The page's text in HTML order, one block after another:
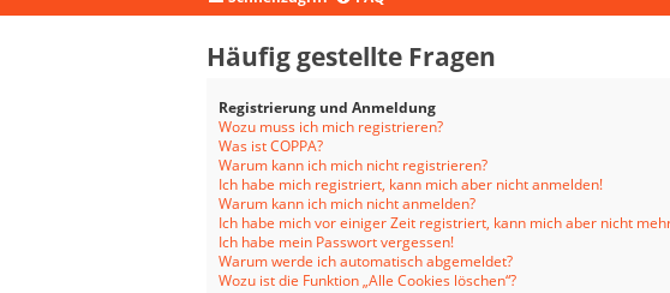
Häufig gestellte Fragen
Registrierung und Anmeldung
Wozu muss ich mich registrieren?
Was ist COPPA?
Warum kann ich mich nicht registrieren?
Ich habe mich registriert, kann mich aber nicht anmelden!
Warum kann ich mich nicht anmelden?
Ich habe mich vor einiger Zeit registriert, kann mich aber nicht
Ich habe mein Passwort vergessen!
Warum werde ich automatisch abgemeldet?
Wozu ist die Funktion „Alle Cookies löschen“?